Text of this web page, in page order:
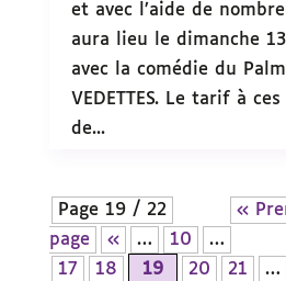
et avec l’aide de
aura lieu le dimanche
avec la comédie du
VEDETTES. Le tarif à
de...
Page 19 / 22
«
page
« … 10
…
17
18 19 20 21 …